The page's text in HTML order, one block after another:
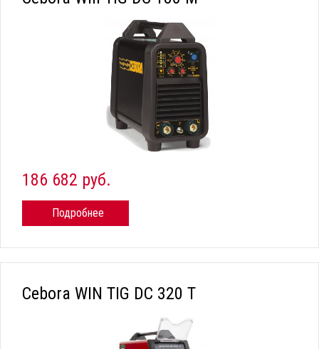
186 682 руб.
Подробнее
Cebora WIN TIG DC 320 T